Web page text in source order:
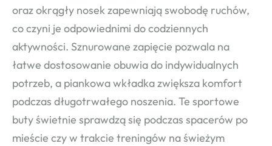
oraz okrągły nosek zapewniają swobodę ruchów,
co czyni je odpowiednimi do codziennych
aktywności. Sznurowane zapięcie pozwala na
łatwe dostosowanie obuwia do indywidualnych
potrzeb, a piankowa wkładka zwiększa komfort
podczas długotrwałego noszenia. Te sportowe
buty świetnie sprawdzą się podczas spacerów po
mieście czy w trakcie treningów na świeżym